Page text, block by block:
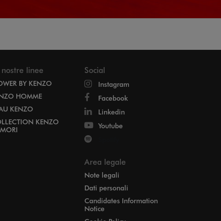
linee
BY KENZO
HOMME
KENZO
KENZO
Social
Instagram
Facebook
Linkedin
Youtube
Area legale
Note legali
Dati personali
Candidates Information
Notice